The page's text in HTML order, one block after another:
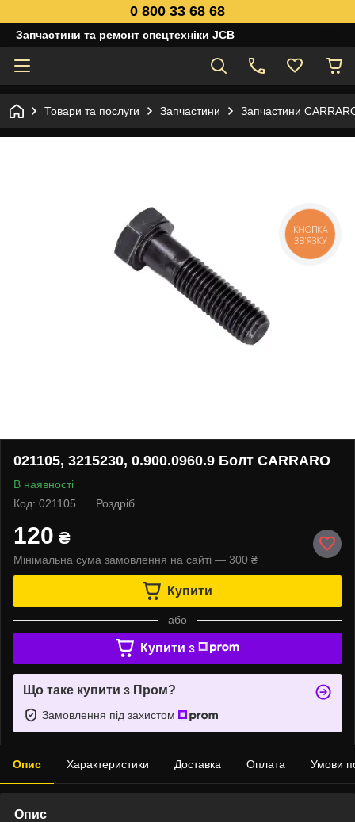
0 800 33 68 68
Запчастини та ремонт спецтехніки JCB
Товари та послуги Запчастини Запчастини
021105, 3215230, 0.900.0960.9 Болт CARRARO
В наявності
Код: 021105
Роздріб
120 ₴
Мінімальна сума замовлення на сайті — 300 ₴
Купити
або
Купити з
Що таке купити з Пром?
Замовлення під захистом
Опис Характеристики Доставка Оплата Умови
Опис
КНОПКА
ЗВ'ЯЗКУ